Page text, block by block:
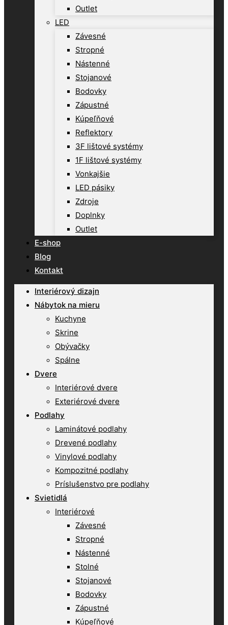
Outlet
LED
Závesné
Stropné
Nástenné
Stojanové
Bodovky
Zápustné
Kúpeľňové
Reflektory
3F lištové systémy
1F lištové systémy
Vonkajšie
LED pásiky
Zdroje
Doplnky
Outlet
E-shop
Blog
Kontakt
Interiérový dizajn
Nábytok na mieru
Kuchyne
Skrine
Obývačky
Spálne
Dvere
Interiérové dvere
Exteriérové dvere
Podlahy
Laminátové podlahy
Drevené podlahy
Vinylové podlahy
Kompozitné podlahy
Príslušenstvo pre podlahy
Svietidlá
Interiérové
Závesné
Stropné
Nástenné
Stolné
Stojanové
Bodovky
Zápustné
Kúpeľňové